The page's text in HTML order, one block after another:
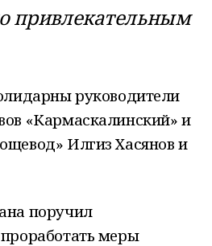
привлекательным
руководители
«Кармаскалинский» и
Илгиз Хасянов и
поручил
меры